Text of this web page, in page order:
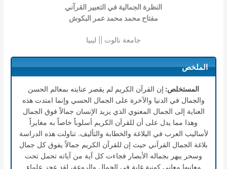
النظرة الجمالية في التعبير القرآني
مفتاح محمد محمد عمر البكوش
جامعة نالوت || ليبيا
الملخص
المستخلص: إن القرآن الكريم لم يقصر عنايته بمعالم الحسن
والجمال في الدنيا والآخرة على الجمال الحسي وإنما امتدت هذه
العناية إلى الجمال المعنوي الذي يزيد الإنسان جمالاً فوق الجمال
وهذا مما يدل على أن للقرآن الكريم أسلوباً خاصاً به مغايراً
لأساليب العرب في البلاغة والخطابة والتأليف. تناولت هذه الدراسة
بلاغة الجمال القرآني حيث إن للقرآن الكريم جمالاً يفوق كل جمال
وسحر يبهر بجماله الأبصار فجاءت كل آية من آياته تحمل تحت
معانيها معاني كونية غاية في الجمال والروعة، لقد عجز علماء